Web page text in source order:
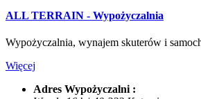
ALL TERRAIN - Wypożyczalnia
Wypożyczalnia, wynajem skuterów i
Więcej
Adres Wypożyczalni :